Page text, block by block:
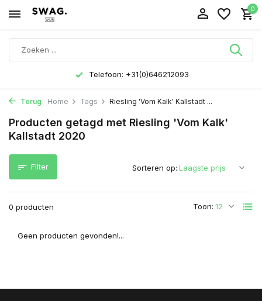
0
Telefoon: +31(0)646212093
Terug Home Tags Riesling 'Vom Kalk' Kallstadt ...
Producten getagd met Riesling 'Vom Kalk'
Kallstadt 2020
Filter
0 producten Toon:
Sorteren op:
Geen producten gevonden!...